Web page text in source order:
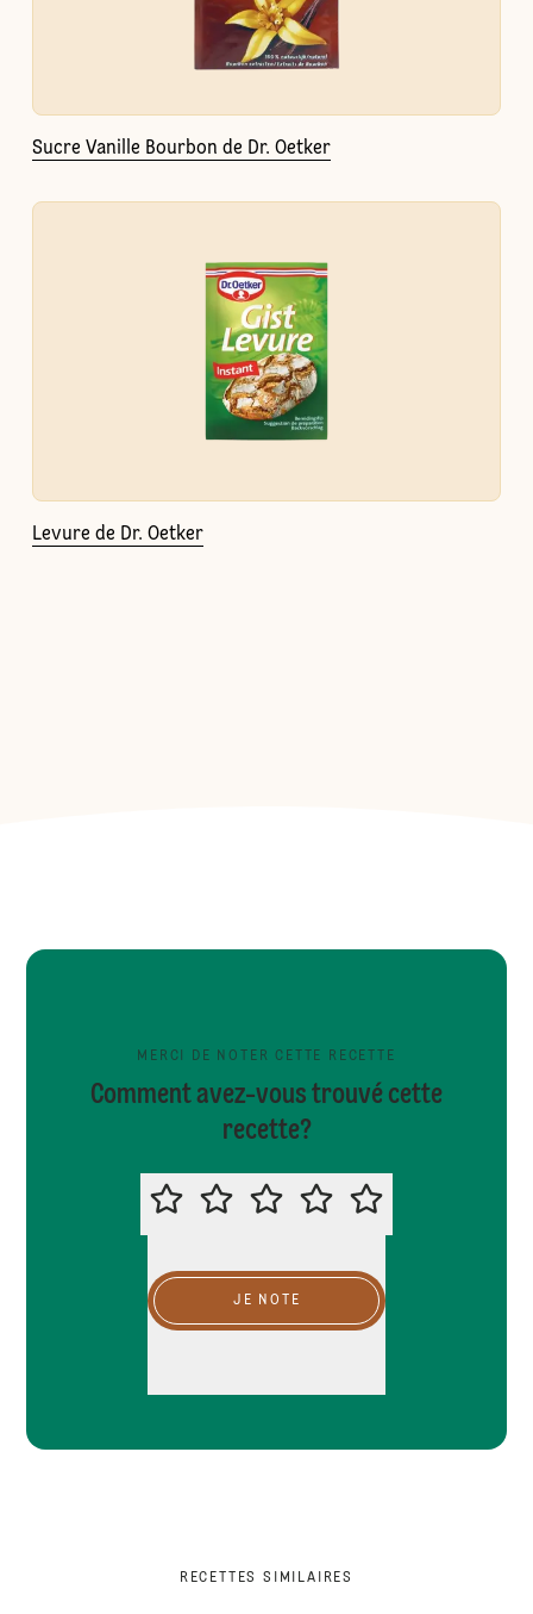
Sucre Vanille Bourbon de Dr. Oetker
Levure de Dr. Oetker
MERCI DE NOTER CETTE RECETTE
Comment avez-vous trouvé cette
recette?
MERCI DE NOTER CETTE RECETTE
JE NOTE
RECETTES SIMILAIRES